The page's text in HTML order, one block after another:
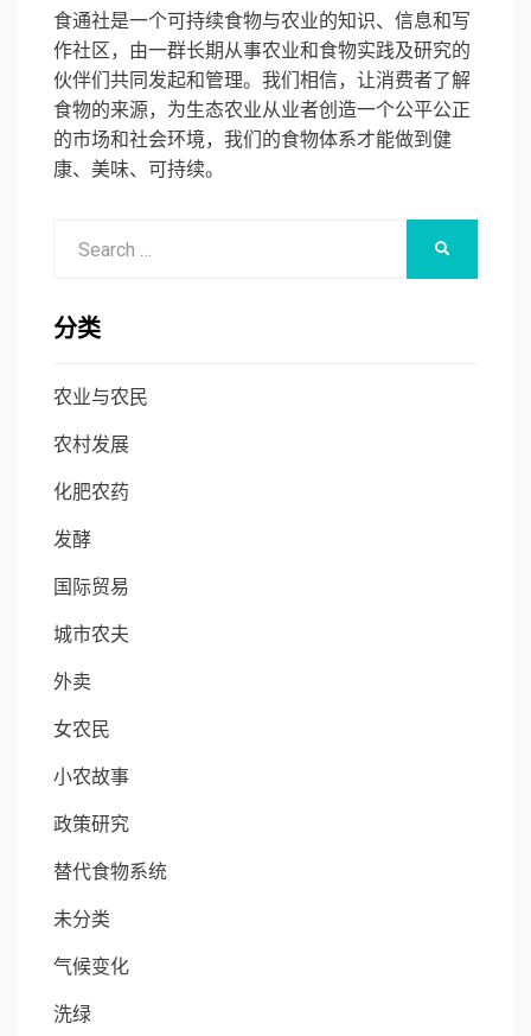
食通社是一个可持续食物与农业的知识、信息和写
作社区，由一群长期从事农业和食物实践及研究的
伙伴们共同发起和管理。我们相信，让消费者了解
食物的来源，为生态农业从业者创造一个公平公正
的市场和社会环境，我们的食物体系才能做到健
康、美味、可持续。
分类
农业与农民
农村发展
化肥农药
发酵
国际贸易
城市农夫
外卖
女农民
小农故事
政策研究
替代食物系统
未分类
气候变化
洗绿